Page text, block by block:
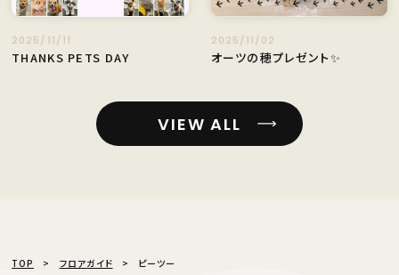
2025/11/11
THANKS PETS DAY
2025/11/02
オーツの穂プレゼント✨
VIEW ALL
TOP フロアガイド ピーツー